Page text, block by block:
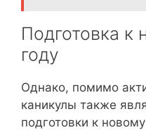
Подготовка к
году
Однако, помимо
каникулы также
подготовки к